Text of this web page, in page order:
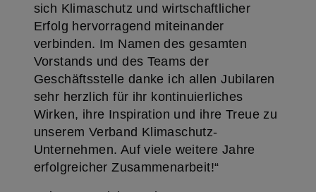
sich Klimaschutz und wirtschaftlicher
Erfolg hervorragend miteinander
verbinden. Im Namen des gesamten
Vorstands und des Teams der
Geschäftsstelle danke ich allen Jubilaren
sehr herzlich für ihr kontinuierliches
Wirken, ihre Inspiration und ihre Treue zu
unserem Verband Klimaschutz-
Unternehmen. Auf viele weitere Jahre
erfolgreicher Zusammenarbeit!“